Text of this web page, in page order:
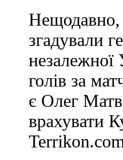
Нещодавно,
згадували
незалежної
голів за
є Олег
врахувати